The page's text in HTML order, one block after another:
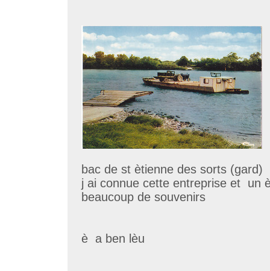
bac de st ètienne des sorts (gard)
j ai connue cette entreprise et un
beaucoup de souvenirs
è a ben lèu